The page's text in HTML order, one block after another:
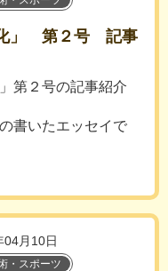
化」 第２号 記事
」第２号の記事紹介
書いたエッセイで
04月10日
・スポーツ